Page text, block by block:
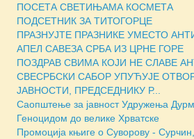
ПОСЕТА СВЕТИЊАМА КОСМЕТА
ПОДСЕТНИК ЗА ТИТОГОРЦЕ
ПРАЗНУЈТЕ ПРАЗНИКЕ УМЕСТО
АПЕЛ САВЕЗА СРБА ИЗ ЦРНЕ ГОРЕ
ПОЗДРАВ СВИМА КОЈИ НЕ СЛАВЕ
СВЕСРБСКИ САБОР УПУЋУЈЕ
ЈАВНОСТИ, ПРЕДСЕДНИКУ Р...
Саопштење за јавност Удружења
Геноцидом до велике Хрватске
Промоција књиге о Суворову - Сурчин,